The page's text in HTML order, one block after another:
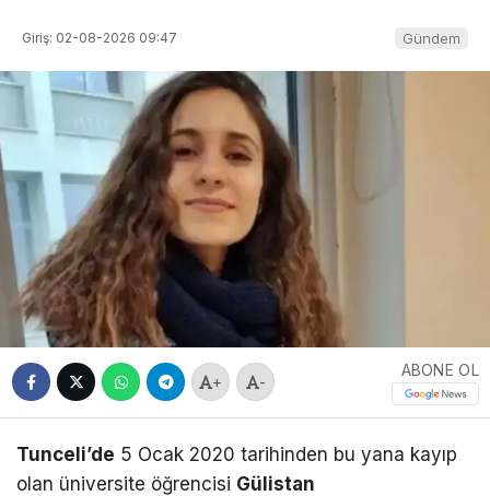
Giriş: 02-08-2026 09:47 Gündem
+ -
ABONE OL
Tunceli’de 5 Ocak 2020 tarihinden bu yana kayıp
olan üniversite öğrencisi Gülistan